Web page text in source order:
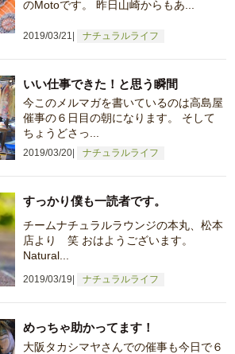
2019/03/21 ナチュラルライフ
のMotoです。 昨日山崎からもあ...
2019/03/20 ナチュラルライフ
いい仕事できた！と思う瞬間
今このメルマガを書いているのは高島屋
催事の６日目の朝になります。 そして
ちょうどさっ...
2019/03/19 ナチュラルライフ
すっかり僕も一読者です。
チームナチュラルラウンジの本丸、松本
店より 笑 おはようございます。
Natural...
めっちゃ助かってます！
大阪タカシマヤさんでの催事も今日で６